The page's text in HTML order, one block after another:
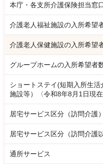
本庁・各支所介護保険担当窓
介護老人福祉施設の入所希望
介護老人保健施設の入所希望
グループホームの入所希望者
ショートステイ(短期入所生
施設等）〈令和8年8月1日現在
居宅サービス区分（訪問介護）
居宅サービス区分（訪問介護
通所サービス